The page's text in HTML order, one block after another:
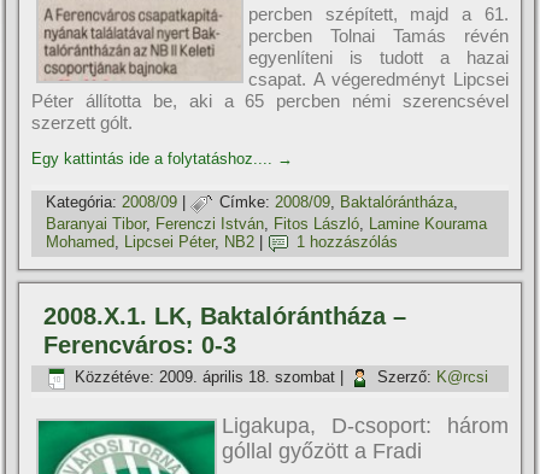
percben szépí­tett, majd a 61.
percben Tolnai Tamás révén
egyenlí­teni is tudott a hazai
csapat. A végeredményt Lipcsei
Péter állí­totta be, aki a 65 percben némi szerencsével
szerzett gólt.
Egy kattintás ide a folytatáshoz.... →
Kategória: 2008/09 | Címke: 2008/09, Baktalórántháza,
Baranyai Tibor, Ferenczi István Fitos László
Lamine Kourama
Mohamed, Lipcsei Péter, NB2 1 hozzászólás
2008.X.1. LK, Baktalórántháza –
Ferencváros: 0-3
Közzétéve: 2009. április 18. szombat Szerző: K@rcsi
Ligakupa, D-csoport: három
góllal győzött a Fradi